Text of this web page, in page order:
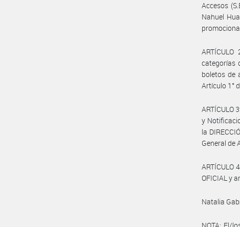
Accesos
Nahuel
categorías
boletos de
Artículo 1°
ARTÍCULO
y
la
General de
ARTÍCULO
OFICIAL y
Natalia